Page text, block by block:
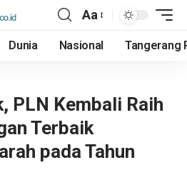
Aa
Dunia Nasional Tangerang
PLN Kembali Raih
Terbaik
pada Tahun